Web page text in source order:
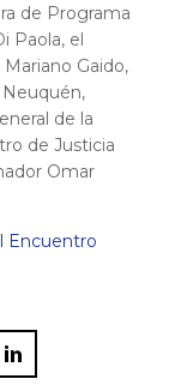
de Programa
Paola, el
Gaido,
de la
de Justicia
Omar
Encuentro